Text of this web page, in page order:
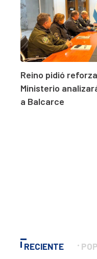
Reino pidió
Ministerio
a Balcarce
RECIENTE